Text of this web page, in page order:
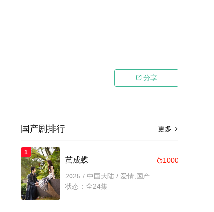
 分享
更多 
国产剧排行
1
1000
茧成蝶
2025 / 中国大陆 / 爱情,国产
状态：全24集